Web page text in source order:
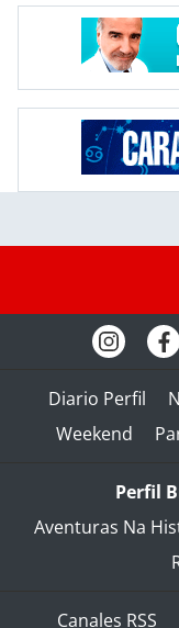
Diario Perfil
Weekend
Perfil
Aventuras Na
Canales RSS